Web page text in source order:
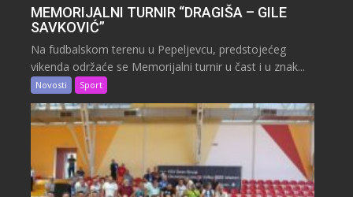
MEMORIJALNI TURNIR “DRAGIŠA – GILE
SAVKOVIĆ”
Na fudbalskom terenu u Pepeljevcu, predstojećeg
vikenda održaće se Memorijalni turnir u čast i u znak...
Novosti Sport